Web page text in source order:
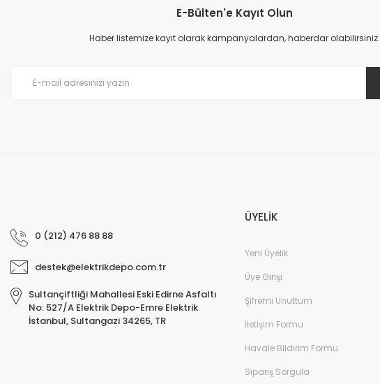
Ürün resmi kalitesiz, bozuk veya görüntülenemiyor.
Ürün açıklamasında eksik bilgiler bulunuyor.
E-Bülten'e Kayıt Olun
Haber listemize kayıt olarak kampanyalardan, haberdar olabilirsiniz.
0 (212) 476 88 88
destek@elektrikdepo.com.tr
Sultançiftliği Mahallesi Eski Edirne Asfaltı
No: 527/A Elektrik Depo-Emre Elektrik
İstanbul, Sultangazi 34265, TR
ÜYELİK
Yeni Üyelik
Üye Girişi
Şifremi Unuttum
İletişim Formu
Havale Bildirim Formu
Sipariş Sorgula